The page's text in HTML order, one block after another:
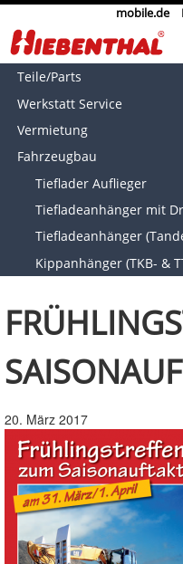
mobile.de
Teile/Parts
Werkstatt Service
Vermietung
Fahrzeugbau
Tieflader Auflieger
Tiefladeanhänger mit
Tiefladeanhänger
Kippanhänger (TKB- &
20. März 2017